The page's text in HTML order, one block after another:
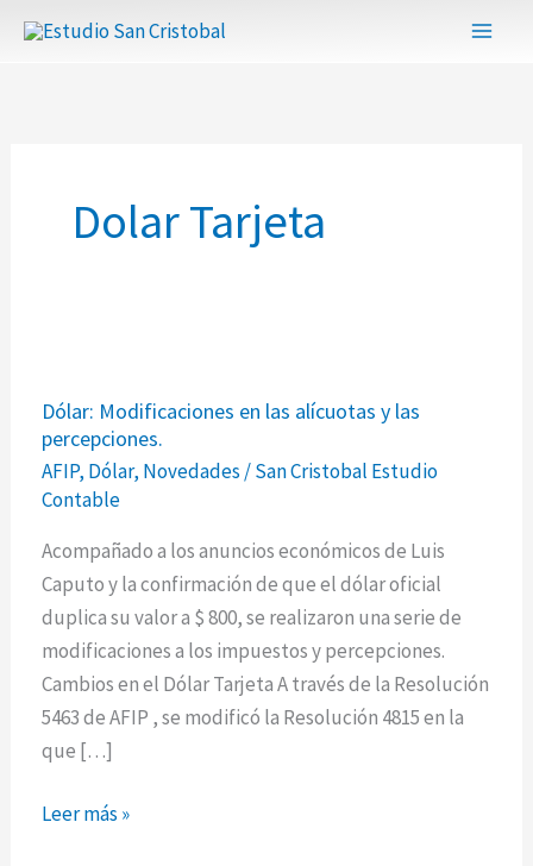
Dolar Tarjeta
Dólar: Modificaciones en las alícuotas y las
percepciones.
AFIP, Dólar, Novedades /San Cristobal Estudio
Contable
Acompañado a los anuncios económicos de Luis
Caputo y la confirmación de que el dólar oficial
duplica su valor a $ 800, se realizaron una serie de
modificaciones a los impuestos y percepciones.
Cambios en el Dólar Tarjeta A través de la Resolución
5463 de AFIP , se modificó la Resolución 4815 en la
que […]
Modificaciones
en
las
y
las
percepciones.
Leer más »